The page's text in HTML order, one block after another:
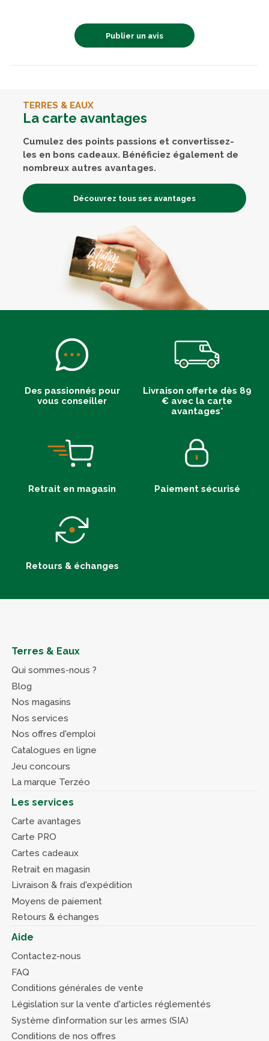
Publier un avis
TERRES & EAUX
La carte avantages
Cumulez des points passions et convertissez-
les en bons cadeaux. Bénéficiez également de
nombreux autres avantages.
Découvrez tous ses avantages
Des passionnés pour
vous conseiller
Livraison offerte dès 89
€ avec la carte
avantages*
Retrait en magasin Paiement sécurisé
Retours & échanges
Terres & Eaux
Qui sommes-nous ?
Blog
Nos magasins
Nos services
Nos offres d'emploi
Catalogues en ligne
Jeu concours
La marque Terzéo
Les services
Carte avantages
Carte PRO
Cartes cadeaux
Retrait en magasin
Livraison & frais d'expédition
Moyens de paiement
Retours & échanges
Aide
Contactez-nous
FAQ
Conditions générales de vente
Législation sur la vente d'articles réglementés
Système d’information sur les armes (SIA)
Conditions de nos offres